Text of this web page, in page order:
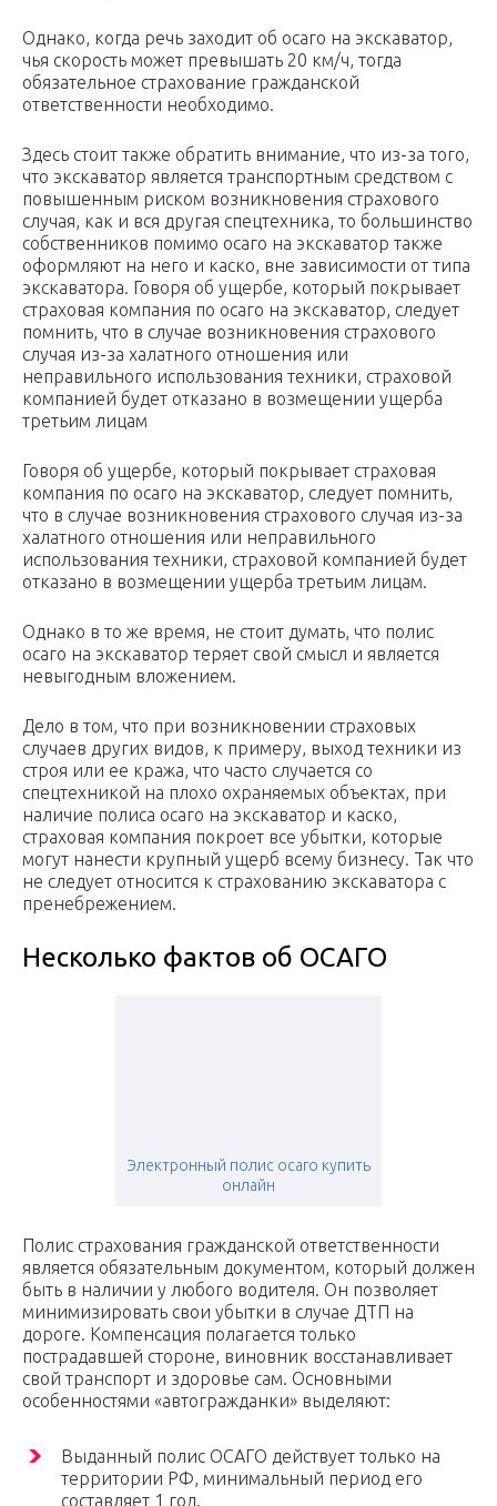
Однако, когда речь заходит об осаго на экскаватор,
чья скорость может превышать 20 км/ч, тогда
обязательное страхование гражданской
ответственности необходимо.
Здесь стоит также обратить внимание, что из-за того,
что экскаватор является транспортным средством с
повышенным риском возникновения страхового
случая, как и вся другая спецтехника, то большинство
собственников помимо осаго на экскаватор также
оформляют на него и каско, вне зависимости от типа
экскаватора. Говоря об ущербе, который покрывает
страховая компания по осаго на экскаватор, следует
помнить, что в случае возникновения страхового
случая из-за халатного отношения или
неправильного использования техники, страховой
компанией будет отказано в возмещении ущерба
третьим лицам
Говоря об ущербе, который покрывает страховая
компания по осаго на экскаватор, следует помнить,
что в случае возникновения страхового случая из-за
халатного отношения или неправильного
использования техники, страховой компанией будет
отказано в возмещении ущерба третьим лицам.
Однако в то же время, не стоит думать, что полис
осаго на экскаватор теряет свой смысл и является
невыгодным вложением.
Дело в том, что при возникновении страховых
случаев других видов, к примеру, выход техники из
строя или ее кража, что часто случается со
спецтехникой на плохо охраняемых объектах, при
наличие полиса осаго на экскаватор и каско,
страховая компания покроет все убытки, которые
могут нанести крупный ущерб всему бизнесу. Так что
не следует относится к страхованию экскаватора с
пренебрежением.
Несколько фактов об ОСАГО
Электронный полис осаго купить
онлайн
Полис страхования гражданской ответственности
является обязательным документом, который должен
быть в наличии у любого водителя. Он позволяет
минимизировать свои убытки в случае ДТП на
дороге. Компенсация полагается только
пострадавшей стороне, виновник восстанавливает
свой транспорт и здоровье сам. Основными
особенностями «автогражданки» выделяют:
Выданный полис ОСАГО действует только на
территории РФ, минимальный период его
составляет 1 год.